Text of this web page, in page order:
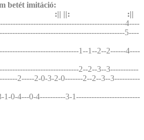
betét imitáció:
:|| ||: :||
4----
5----
1--1--2--2------4----
2--2--3--3-----------
2-----2-0-3-2-0-------2--2--3--3----------
1-0-4---0-4----------3-1-------------------------